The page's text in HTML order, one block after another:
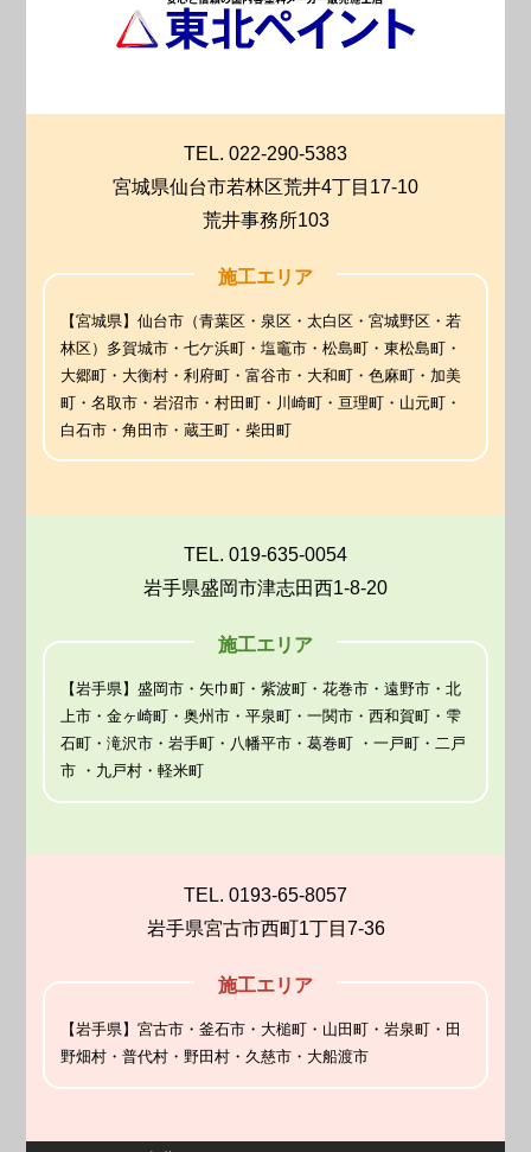
TEL. 022-290-5383
宮城県仙台市若林区荒井4丁目17-10
荒井事務所103
施工エリア
【宮城県】仙台市（青葉区・泉区・太白区・宮城野区・若
林区）多賀城市・七ケ浜町・塩竈市・松島町・東松島町・
大郷町・大衡村・利府町・富谷市・大和町・色麻町・加美
町・名取市・岩沼市・村田町・川崎町・亘理町・山元町・
白石市・角田市・蔵王町・柴田町
TEL. 019-635-0054
岩手県盛岡市津志田西1-8-20
施工エリア
【岩手県】盛岡市・矢巾町・紫波町・花巻市・遠野市・北
上市・金ヶ崎町・奥州市・平泉町・一関市・西和賀町・雫
石町・滝沢市・岩手町・八幡平市・葛巻町 ・一戸町・二戸
市 ・九戸村・軽米町
TEL. 0193-65-8057
岩手県宮古市西町1丁目7-36
施工エリア
【岩手県】宮古市・釜石市・大槌町・山田町・岩泉町・田
野畑村・普代村・野田村・久慈市・大船渡市